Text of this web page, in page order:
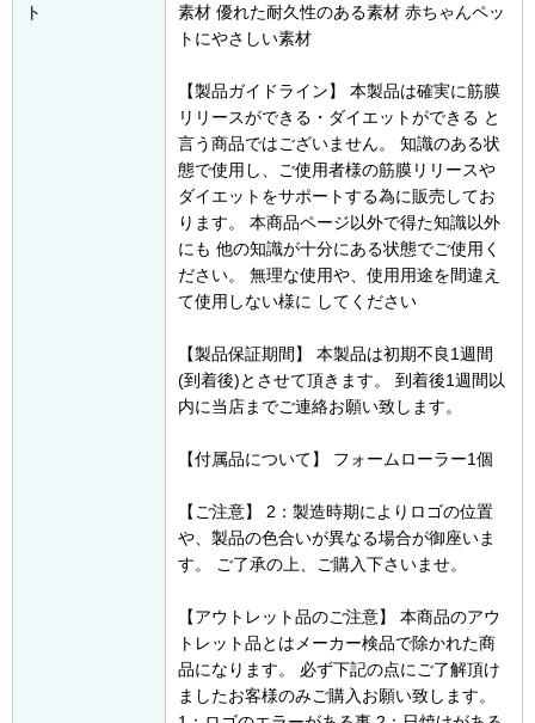
ト
素材 優れた耐久性のある素材 赤ちゃんペッ
トにやさしい素材
【製品ガイドライン】 本製品は確実に筋膜
リリースができる・ダイエットができる と
言う商品ではございません。 知識のある状
態で使用し、ご使用者様の筋膜リリースや
ダイエットをサポートする為に販売してお
ります。 本商品ページ以外で得た知識以外
にも 他の知識が十分にある状態でご使用く
ださい。 無理な使用や、使用用途を間違え
て使用しない様に してください
【製品保証期間】 本製品は初期不良1週間
(到着後)とさせて頂きます。 到着後1週間以
内に当店までご連絡お願い致します。
【付属品について】 フォームローラー1個
【ご注意】 2：製造時期によりロゴの位置
や、製品の色合いが異なる場合が御座いま
す。 ご了承の上、ご購入下さいませ。
【アウトレット品のご注意】 本商品のアウ
トレット品とはメーカー検品で除かれた商
品になります。 必ず下記の点にご了解頂け
ましたお客様のみご購入お願い致します。